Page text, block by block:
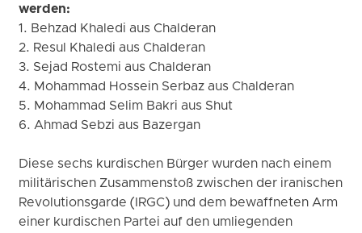
werden:
1. Behzad Khaledi aus Chalderan
2. Resul Khaledi aus Chalderan
3. Sejad Rostemi aus Chalderan
4. Mohammad Hossein Serbaz aus Chalderan
5. Mohammad Selim Bakri aus Shut
6. Ahmad Sebzi aus Bazergan
Diese sechs kurdischen Bürger wurden nach einem
militärischen Zusammenstoß zwischen der iranischen
Revolutionsgarde (IRGC) und dem bewaffneten Arm
einer kurdischen Partei auf den umliegenden